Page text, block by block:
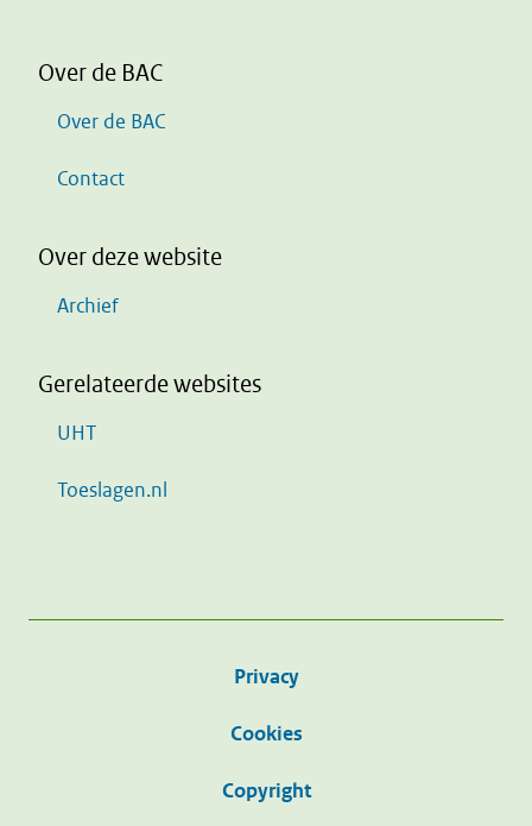
Over de BAC
Over de BAC
Contact
Over deze website
Archief
Gerelateerde websites
UHT
Toeslagen.nl
Privacy
Cookies
Copyright